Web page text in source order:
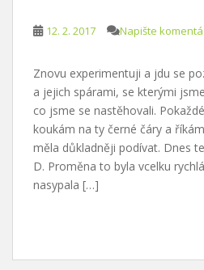
12. 2. 2017 Napište
Znovu experimentuji a jdu se
a jejich spárami, se kterými
co jsme se nastěhovali.
koukám na ty černé čáry a
měla důkladněji podívat. Dnes
D. Proměna to byla vcelku
nasypala […]